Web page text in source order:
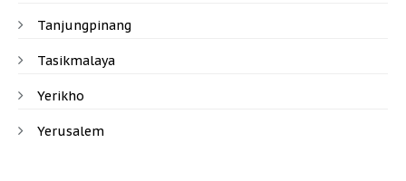
Tanjungpinang
Tasikmalaya
Yerikho
Yerusalem